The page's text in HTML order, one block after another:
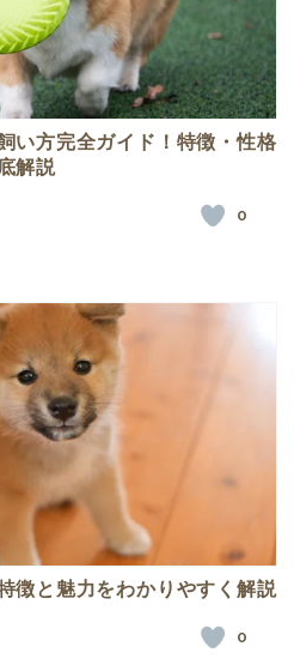
い方完全ガイド！特徴・性格
解説
0
徴と魅力をわかりやすく解説
0